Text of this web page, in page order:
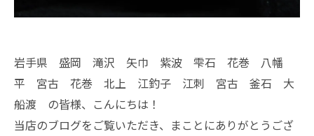
岩手県 盛岡 滝沢 矢巾 紫波 雫石 花巻 八幡
平 宮古 花巻 北上 江釣子 江刺 宮古 釜石 大
船渡 の皆様、こんにちは！
当店のブログをご覧いただき、まことにありがとうござ